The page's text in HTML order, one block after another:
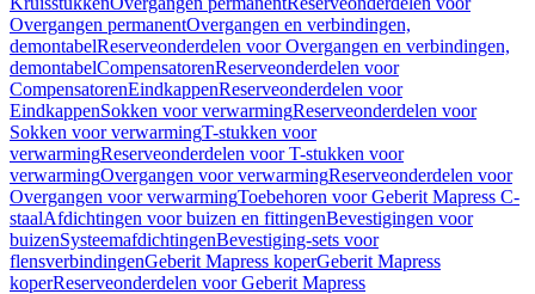
Overgangen permanentOvergangen en verbindingen,
demontabelReserveonderdelen voor Overgangen en verbindingen,
demontabelCompensatorenReserveonderdelen voor
CompensatorenEindkappenReserveonderdelen voor
EindkappenSokken voor verwarmingReserveonderdelen voor
Sokken voor verwarmingT-stukken voor
verwarmingReserveonderdelen voor T-stukken voor
verwarmingOvergangen voor verwarmingReserveonderdelen voor
Overgangen voor verwarmingToebehoren voor Geberit Mapress C-
staalAfdichtingen voor buizen en fittingenBevestigingen voor
buizenSysteemafdichtingenBevestiging-sets voor
flensverbindingenGeberit Mapress koperGeberit Mapress
koperReserveonderdelen voor Geberit Mapress